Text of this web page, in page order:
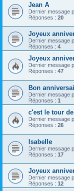
Jean A
Dernier message
Réponses : 20
Joyeux
Dernier message
Réponses : 4
Joyeux
Dernier message
Réponses : 47
Bon
Dernier message
Réponses : 1
c'est le tour
Dernier message
Réponses : 26
Isabelle
Dernier message
Réponses : 17
Joyeux
Dernier message
Réponses : 12